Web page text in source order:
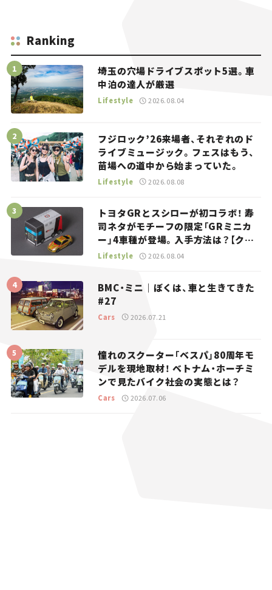
Ranking
埼玉の穴場ドライブスポット5選。車
中泊の達人が厳選
Lifestyle 2026.08.04
フジロック’26来場者、それぞれのド
ライブミュージック。フェスはもう、
苗場への道中から始まっていた。
Lifestyle 2026.08.08
トヨタGRとスシローが初コラボ！ 寿
司ネタがモチーフの限定「GRミニカ
ー」4車種が登場。入手方法は？【クル
マとホビー】
Lifestyle 2026.08.04
BMC・ミニ｜ぼくは、車と生きてきた
#27
Cars 2026.07.21
憧れのスクーター「ベスパ」80周年モ
デルを現地取材！ ベトナム・ホーチミ
ンで見たバイク社会の実態とは？
Cars 2026.07.06